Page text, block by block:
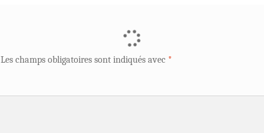
Les champs obligatoires sont indiqués avec *